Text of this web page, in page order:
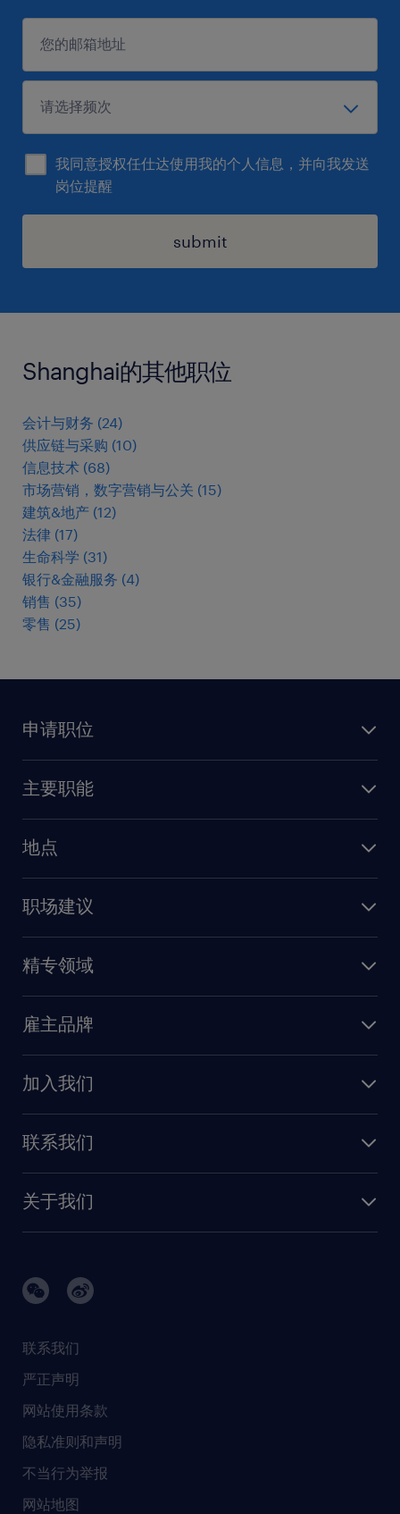
我同意授权任仕达使用我的个人信息，并向我发送
岗位提醒
submit
Shanghai的其他职位
会计与财务 (24)
供应链与采购 (10)
信息技术 (68)
市场营销，数字营销与公关 (15)
建筑&地产 (12)
法律 (17)
生命科学 (31)
银行&金融服务 (4)
销售 (35)
零售 (25)
申请职位
找工作
主要职能
保险
地点
北京
苏州
职场建议
职业发展
精专领域
业务支持
保险
制造业与研发
生命科学
销售、营销与沟通
雇主品牌
加入我们
我们的优势
联系我们
需求服务
关于我们
璀璨荣耀
任仕达调研报告
联系我们
严正声明
网站使用条款
隐私准则和声明
不当行为举报
网站地图